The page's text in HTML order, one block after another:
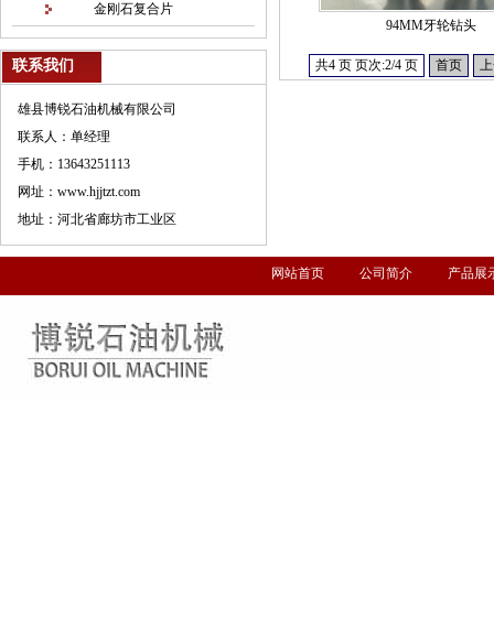
94MM牙轮钻头
共4 页 页次:2/4 页 首页
金刚石复合片
联系我们
雄县博锐石油机械有限公司
联系人：单经理
手机：13643251113
网址：www.hjjtzt.com
地址：河北省廊坊市工业区
网站首页 公司简介 产品展